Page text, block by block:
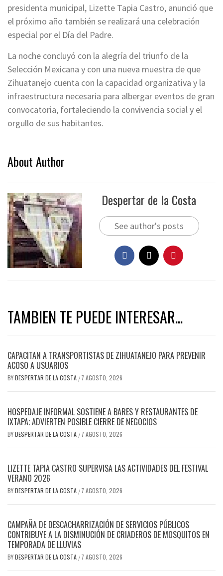
presidenta municipal, Lizette Tapia Castro, anunció que
el próximo año también se realizará una celebración
especial por el Día del Padre.
La noche concluyó con la alegría del triunfo de la
Selección Mexicana y con una nueva muestra de que
Zihuatanejo cuenta con la capacidad organizativa y la
infraestructura necesaria para albergar eventos de gran
convocatoria, fortaleciendo la convivencia social y el
orgullo de sus habitantes.
About Author
Despertar de la Costa
See author's posts
TAMBIEN TE PUEDE INTERESAR...
CAPACITAN A TRANSPORTISTAS DE ZIHUATANEJO PARA PREVENIR
ACOSO A USUARIOS
BYDESPERTAR DE LA COSTA / 7 AGOSTO, 2026
HOSPEDAJE INFORMAL SOSTIENE A BARES Y RESTAURANTES DE
IXTAPA; ADVIERTEN POSIBLE CIERRE DE NEGOCIOS
BYDESPERTAR DE LA COSTA / 7 AGOSTO, 2026
LIZETTE TAPIA CASTRO SUPERVISA LAS ACTIVIDADES DEL FESTIVAL
VERANO 2026
BYDESPERTAR DE LA COSTA / 7 AGOSTO, 2026
CAMPAÑA DE DESCACHARRIZACIÓN DE SERVICIOS PÚBLICOS
CONTRIBUYE A LA DISMINUCIÓN DE CRIADEROS DE MOSQUITOS EN
TEMPORADA DE LLUVIAS
BYDESPERTAR DE LA COSTA / 7 AGOSTO, 2026